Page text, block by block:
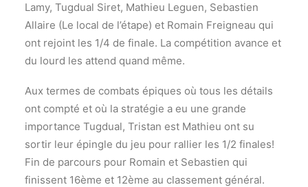
Lamy, Tugdual Siret, Mathieu Leguen, Sebastien
Allaire (Le local de l’étape) et Romain Freigneau qui
ont rejoint les 1/4 de finale. La compétition avance et
du lourd les attend quand même.
Aux termes de combats épiques où tous les détails
ont compté et où la stratégie a eu une grande
importance Tugdual, Tristan est Mathieu ont su
sortir leur épingle du jeu pour rallier les 1/2 finales!
Fin de parcours pour Romain et Sebastien qui
finissent 16ème et 12ème au classement général.